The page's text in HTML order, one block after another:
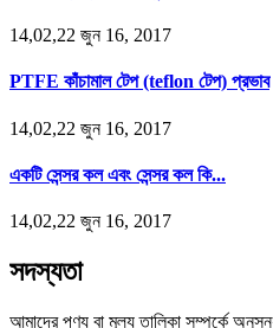
14,02,22 জুন 16, 2017
PTFE কাঁচামাল টেপ (teflon টেপ) প্রভাব
14,02,22 জুন 16, 2017
একটি সেন্সর কল এবং সেন্সর কল কি...
14,02,22 জুন 16, 2017
সদস্যতা
আমাদের পণ্য বা মূল্য তালিকা সম্পর্কে